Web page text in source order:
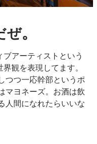
ぜ。
アーティストという
観を表現してます。
つつ一応幹部というポ
マヨネーズ。お酒は飲
人間になれたらいいな